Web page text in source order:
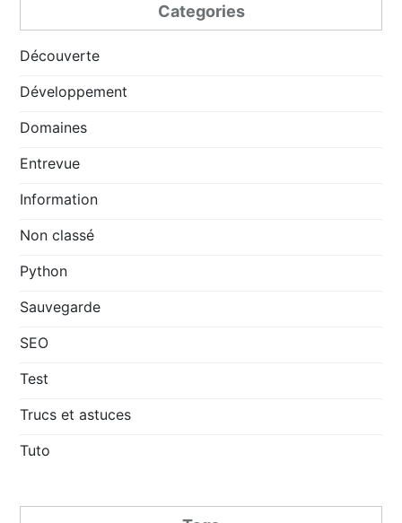
Categories
Découverte
Développement
Domaines
Entrevue
Information
Non classé
Python
Sauvegarde
SEO
Test
Trucs et astuces
Tuto